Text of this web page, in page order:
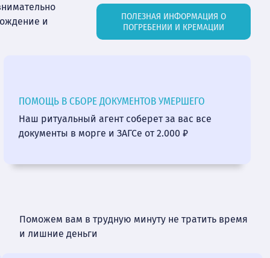
и
ПОЛЕЗНАЯ ИНФОРМАЦИЯ О
ПОГРЕБЕНИИ И КРЕМАЦИИ
ПОМОЩЬ В СБОРЕ ДОКУМЕНТОВ УМЕРШЕГО
Наш ритуальный агент соберет за вас все
документы в морге и ЗАГСе от 2.000 ₽
Поможем вам в трудную минуту не тратить время
и лишние деньги